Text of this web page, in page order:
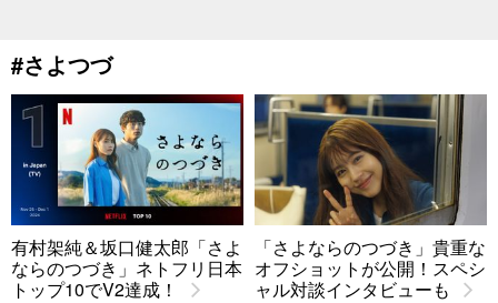
#さよつづ
有村架純＆坂口健太郎「さよ
ならのつづき」ネトフリ日本
トップ10でV2達成！
「さよならのつづき」貴重な
オフショットが公開！スペシ
ャル対談インタビューも